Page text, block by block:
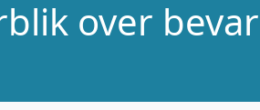
over